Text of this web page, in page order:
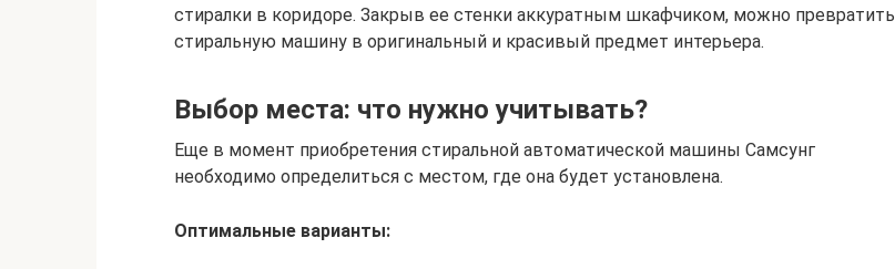
стиралки в коридоре. Закрыв ее стенки аккуратным шкафчиком, можно превратить
стиральную машину в оригинальный и красивый предмет интерьера.
Выбор места: что нужно учитывать?
Еще в момент приобретения стиральной автоматической машины Самсунг
необходимо определиться с местом, где она будет установлена.
Оптимальные варианты: